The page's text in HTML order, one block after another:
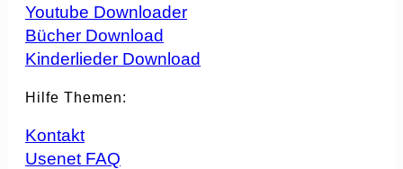
Youtube Downloader
Bücher Download
Kinderlieder Download
Hilfe Themen:
Kontakt
Usenet FAQ